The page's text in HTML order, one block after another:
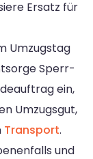
Ersatz für
Umzugstag
Sperr-
ein,
Umzugsgut,
Transport.
und